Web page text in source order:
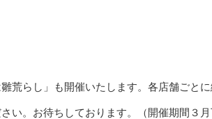
荒らし」も開催いたします。各店舗ごと
い。お待ちしております。（開催期間３月